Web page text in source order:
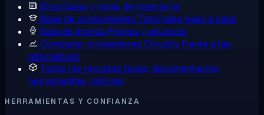
Blog Guías y notas de ingeniería
Base de conocimiento Tutoriales paso a paso
Sala de prensa Prensa y anuncios
Comparar proveedores Cloudzy frente a las
alternativas
Todos los recursos Guías, documentación,
herramientas, noticias
HERRAMIENTAS Y CONFIANZA